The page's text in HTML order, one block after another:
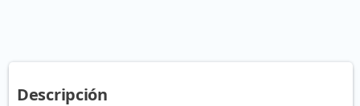
Descripción